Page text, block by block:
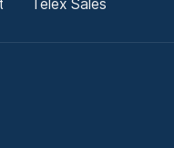
Telex Sales